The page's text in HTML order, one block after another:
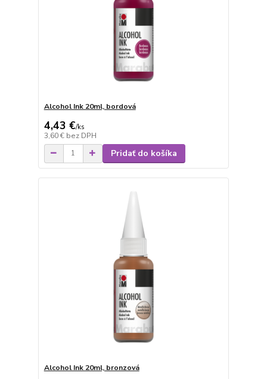
Alcohol Ink 20ml, bordová
4,43 €/ks
3,60 € bez DPH
Pridať do košíka
Alcohol Ink 20ml, bronzová